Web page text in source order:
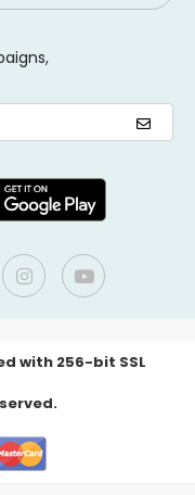
with 256-bit SSL